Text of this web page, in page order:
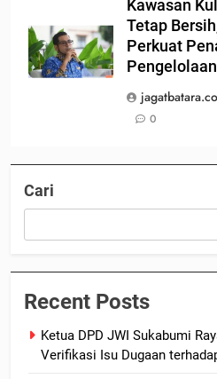
Kawasan
Tetap
Perkuat
0
Cari
Recent Posts
Ketua DPD JWI Sukabumi
Verifikasi Isu Dugaan